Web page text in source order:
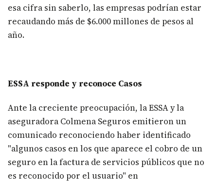
esa cifra sin saberlo, las empresas podrían estar
recaudando más de $6.000 millones de pesos al
año.
ESSA responde y reconoce Casos
Ante la creciente preocupación, la ESSA y la
aseguradora Colmena Seguros emitieron un
comunicado reconociendo haber identificado
"algunos casos en los que aparece el cobro de un
seguro en la factura de servicios públicos que no
es reconocido por el usuario" en